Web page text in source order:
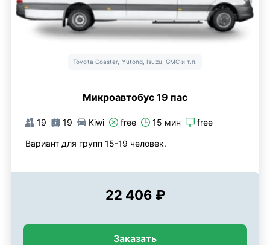
Toyota Coaster, Yutong, Isuzu, GMC и т.п.
Микроавтобус 19 пас
19 19 Kiwi free 15 мин free
Вариант для групп 15-19 человек.
22 406 ₽
Заказать